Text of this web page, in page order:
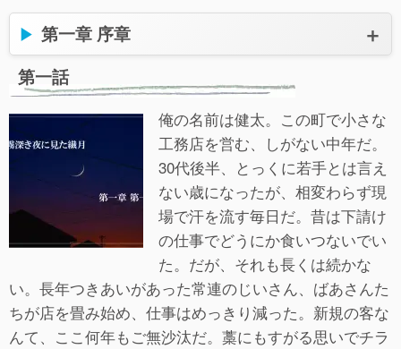
第一章 序章
第一話
俺の名前は健太。この町で小さな
工務店を営む、しがない中年だ。
30代後半、とっくに若手とは言え
ない歳になったが、相変わらず現
場で汗を流す毎日だ。昔は下請け
の仕事でどうにか食いつないでい
た。だが、それも長くは続かな
い。長年つきあいがあった常連のじいさん、ばあさんた
ちが店を畳み始め、仕事はめっきり減った。新規の客な
んて、ここ何年もご無沙汰だ。藁にもすがる思いでチラ